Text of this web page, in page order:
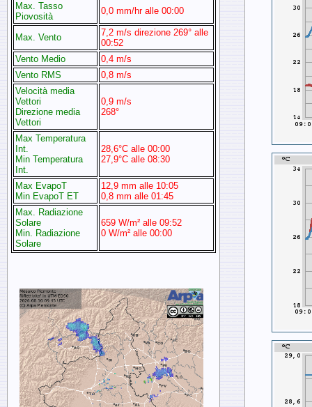
Max. Tasso
Piovosità
0,0 mm/hr alle 00:00
Max. Vento
7,2 m/s direzione 269° alle
00:52
Vento Medio
0,4 m/s
Vento RMS
0,8 m/s
Velocità media
Vettori
Direzione media
Vettori
0,9 m/s
268°
Max Temperatura
Int.
Min Temperatura
Int.
28,6°C alle 00:00
27,9°C alle 08:30
Max EvapoT
Min EvapoT ET
12,9 mm alle 10:05
0,8 mm alle 01:45
Max. Radiazione
Solare
Min. Radiazione
Solare
659 W/m² alle 09:52
0 W/m² alle 00:00